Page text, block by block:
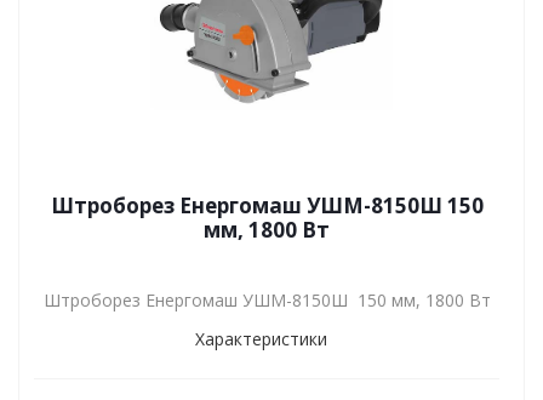
Штроборез Енергомаш УШМ-8150Ш 150
мм, 1800 Вт
Штроборез Енергомаш УШМ-8150Ш 150 мм, 1800 Вт
Характеристики